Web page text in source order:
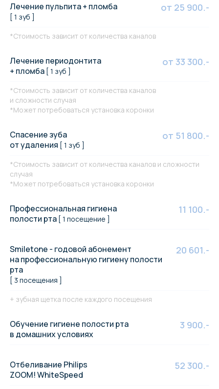
Лечение пульпита + пломба
[ 1 зуб ]
от 25 900.-
*Стоимость зависит от количества каналов
Лечение периодонтита
+ пломба [ 1 зуб ]
от 33 300.-
*Стоимость зависит от количества каналов
и сложности случая
*Может потребоваться установка коронки
Спасение зуба
от удаления [ 1 зуб ]
от 51 800.-
*Стоимость зависит от количества каналов и сложности
случая
*Может потребоваться установка коронки
Профессиональная гигиена
полости рта [ 1 посещение ]
11 100.-
Smiletone - годовой абонемент
на профессиональную гигиену полости
рта
[ 3 посещения ]
20 601.-
+ зубная щетка после каждого посещения
Обучение гигиене полости рта
в домашних условиях
3 900.-
Отбеливание Philips
ZOOM! WhiteSpeed
52 300.-